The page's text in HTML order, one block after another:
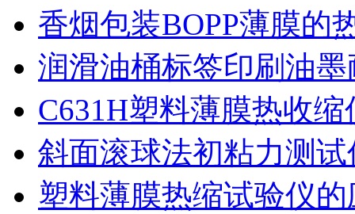
香烟包装BOPP薄膜的
润滑油桶标签印刷油
C631H塑料薄膜热收
斜面滚球法初粘力测
塑料薄膜热缩试验仪